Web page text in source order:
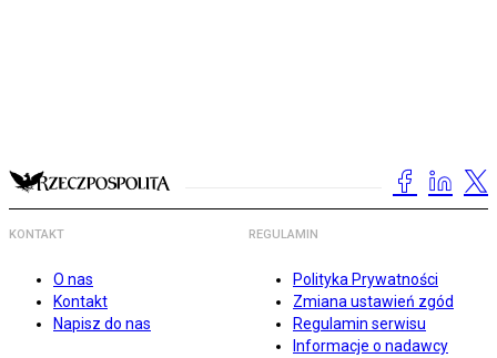
KONTAKT
O nas
Kontakt
Napisz do nas
REGULAMIN
Polityka Prywatności
Zmiana ustawień zgód
Regulamin serwisu
Informacje o nadawcy